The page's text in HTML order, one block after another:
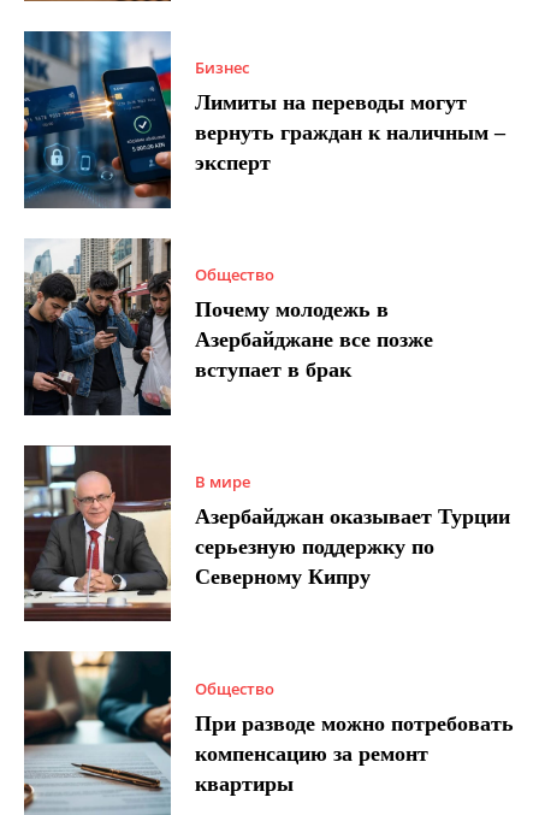
Бизнес
Лимиты на переводы могут
вернуть граждан к наличным –
эксперт
Общество
Почему молодежь в
Азербайджане все позже
вступает в брак
В мире
Азербайджан оказывает Турции
серьезную поддержку по
Северному Кипру
Общество
При разводе можно потребовать
компенсацию за ремонт
квартиры